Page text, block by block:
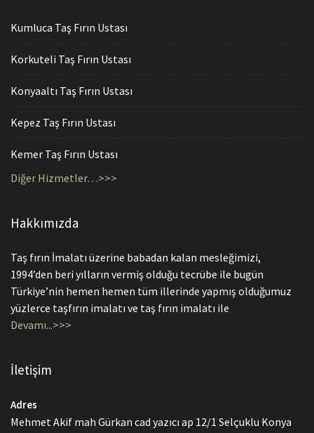
Kumluca Taş Fırın Ustası
Korkuteli Taş Fırın Ustası
Konyaaltı Taş Fırın Ustası
Kepez Taş Fırın Ustası
Kemer Taş Fırın Ustası
Diğer Hizmetler…>>>
Hakkımızda
Taş fırın İmalatı üzerine babadan kalan mesleğimizi,
1994’den beri yılların vermiş olduğu tecrübe ile bugün
Türkiye’nin hemen hemen tüm illerinde yapmış olduğumuz
yüzlerce taşfırın imalatı ve taş fırın imalatı ile
Devamı...>>>
İletişim
Adres
Mehmet Akif mah Gürkan cad yazıcı ap 12/1 Selçuklu Konya